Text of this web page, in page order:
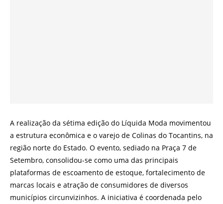
A realização da sétima edição do Líquida Moda movimentou
a estrutura econômica e o varejo de Colinas do Tocantins, na
região norte do Estado. O evento, sediado na Praça 7 de
Setembro, consolidou-se como uma das principais
plataformas de escoamento de estoque, fortalecimento de
marcas locais e atração de consumidores de diversos
municípios circunvizinhos. A iniciativa é coordenada pelo